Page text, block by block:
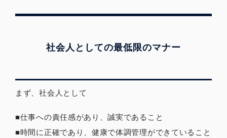
社会人としての最低限のマナー
まず、社会人として
■仕事への責任感があり、誠実であること
■時間に正確であり、健康で体調管理ができていること